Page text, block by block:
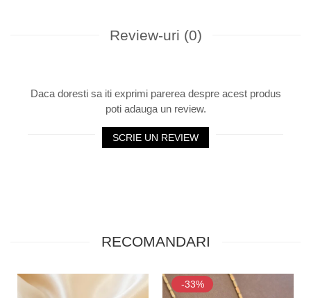
Review-uri (0)
Daca doresti sa iti exprimi parerea despre acest produs
poti adauga un review.
SCRIE UN REVIEW
RECOMANDARI
-33%